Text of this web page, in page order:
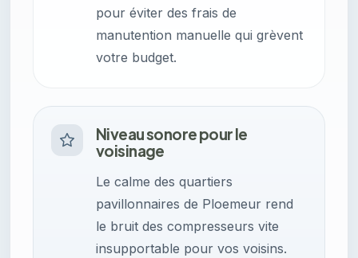
pour éviter des frais de
manutention manuelle qui grèvent
votre budget.
Niveau sonore pour le
voisinage
Le calme des quartiers
pavillonnaires de Ploemeur rend
le bruit des compresseurs vite
insupportable pour vos voisins.